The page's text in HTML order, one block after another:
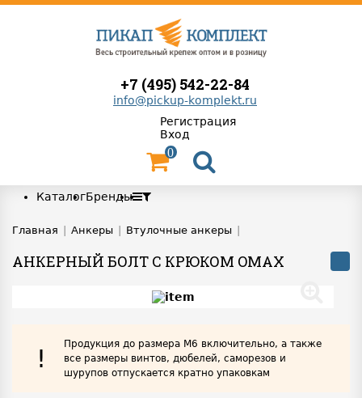
+7 (495) 542-22-84
info@pickup-komplekt.ru
Регистрация
Вход
0
КаталогБренды
Главная Анкеры Втулочные анкеры
АНКЕРНЫЙ БОЛТ С КРЮКОМ OMAX
!
Продукция до размера М6 включительно, а также
все размеры винтов, дюбелей, саморезов и
шурупов отпускается кратно упаковкам